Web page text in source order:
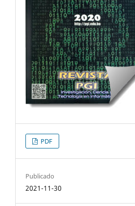
PDF
Publicado
2021-11-30